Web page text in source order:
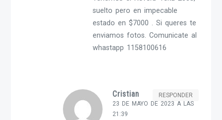
suelto pero en impecable
estado en $7000 . Si queres te
enviamos fotos. Comunicate al
whastapp 1158100616
Cristian
23 DE MAYO DE 2023 A LAS
21:39
RESPONDER